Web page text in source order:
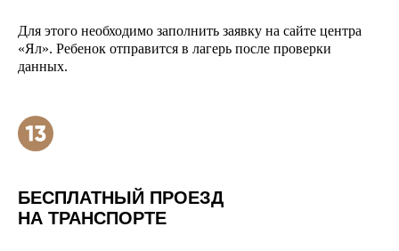
Для этого необходимо заполнить заявку на сайте центра
«Ял». Ребенок отправится в лагерь после проверки
данных.
БЕСПЛАТНЫЙ ПРОЕЗД
НА ТРАНСПОРТЕ